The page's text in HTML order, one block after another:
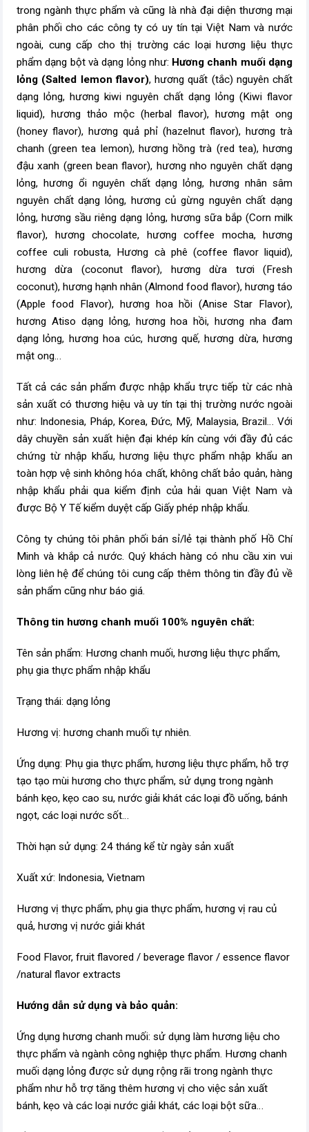
trong ngành thực phẩm và cũng là nhà đại diện thương mại
phân phối cho các công ty có uy tín tại Việt Nam và nước
ngoài, cung cấp cho thị trường các loại hương liệu thực
phẩm dạng bột và dạng lỏng như: Hương chanh muối dạng
lỏng (Salted lemon flavor), hương quất (tắc) nguyên chất
dạng lỏng, hương kiwi nguyên chất dạng lỏng (Kiwi flavor
liquid), hương thảo mộc (herbal flavor), hương mật ong
(honey flavor), hương quả phỉ (hazelnut flavor), hương trà
chanh (green tea lemon), hương hồng trà (red tea), hương
đậu xanh (green bean flavor), hương nho nguyên chất dạng
lỏng, hương ổi nguyên chất dạng lỏng, hương nhân sâm
nguyên chất dạng lỏng, hương củ gừng nguyên chất dạng
lỏng, hương sầu riêng dạng lỏng, hương sữa bắp (Corn milk
flavor), hương chocolate, hương coffee mocha, hương
coffee culi robusta, Hương cà phê (coffee flavor liquid),
hương dừa (coconut flavor), hương dừa tươi (Fresh
coconut), hương hạnh nhân (Almond food flavor), hương táo
(Apple food Flavor), hương hoa hồi (Anise Star Flavor),
hương Atiso dạng lỏng, hương hoa hồi, hương nha đam
dạng lỏng, hương hoa cúc, hương quế, hương dừa, hương
mật ong…
Tất cả các sản phẩm được nhập khẩu trực tiếp từ các nhà
sản xuất có thương hiệu và uy tín tại thị trường nước ngoài
như: Indonesia, Pháp, Korea, Đức, Mỹ, Malaysia, Brazil… Với
dây chuyền sản xuất hiện đại khép kín cùng với đầy đủ các
chứng từ nhập khẩu, hương liệu thực phẩm nhập khẩu an
toàn hợp vệ sinh không hóa chất, không chất bảo quản, hàng
nhập khẩu phải qua kiểm định của hải quan Việt Nam và
được Bộ Y Tế kiểm duyệt cấp Giấy phép nhập khẩu.
Công ty chúng tôi phân phối bán sỉ/lẻ tại thành phố Hồ Chí
Minh và khắp cả nước. Quý khách hàng có nhu cầu xin vui
lòng liên hệ để chúng tôi cung cấp thêm thông tin đầy đủ về
sản phẩm cũng như báo giá.
Thông tin hương chanh muối 100% nguyên chất:
Tên sản phẩm: Hương chanh muối, hương liệu thực phẩm,
phụ gia thực phẩm nhập khẩu
Trạng thái: dạng lỏng
Hương vị: hương chanh muối tự nhiên.
Ứng dụng: Phụ gia thực phẩm, hương liệu thực phẩm, hỗ trợ
tạo tạo mùi hương cho thực phẩm, sử dụng trong ngành
bánh kẹo, kẹo cao su, nước giải khát các loại đồ uống, bánh
ngọt, các loại nước sốt…
Thời hạn sử dụng: 24 tháng kể từ ngày sản xuất
Xuất xứ: Indonesia, Vietnam
Hương vị thực phẩm, phụ gia thực phẩm, hương vị rau củ
quả, hương vị nước giải khát
Food Flavor, fruit flavored / beverage flavor / essence flavor
/natural flavor extracts
Hướng dẫn sử dụng và bảo quản:
Ứng dụng hương chanh muối: sử dụng làm hương liệu cho
thực phẩm và ngành công nghiệp thực phẩm. Hương chanh
muối dạng lỏng được sử dụng rộng rãi trong ngành thực
phẩm như hỗ trợ tăng thêm hương vị cho việc sản xuất
bánh, kẹo và các loại nước giải khát, các loại bột sữa…